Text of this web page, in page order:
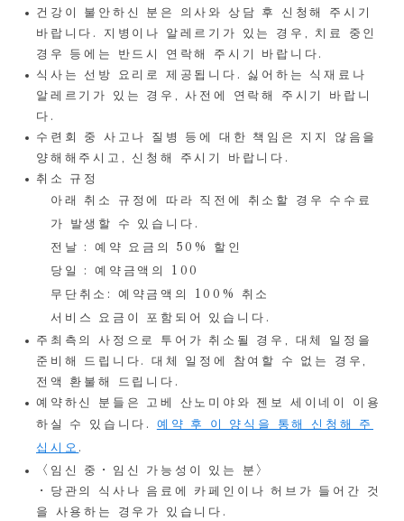
건강이 불안하신 분은 의사와 상담 후 신청해 주시기
바랍니다. 지병이나 알레르기가 있는 경우, 치료 중인
경우 등에는 반드시 연락해 주시기 바랍니다.
식사는 선방 요리로 제공됩니다. 싫어하는 식재료나
알레르기가 있는 경우, 사전에 연락해 주시기 바랍니
다.
수련회 중 사고나 질병 등에 대한 책임은 지지 않음을
양해해주시고, 신청해 주시기 바랍니다.
취소 규정
아래 취소 규정에 따라 직전에 취소할 경우 수수료
가 발생할 수 있습니다.
전날 : 예약 요금의 50% 할인
당일 : 예약금액의 100
무단취소: 예약금액의 100% 취소
서비스 요금이 포함되어 있습니다.
주최측의 사정으로 투어가 취소될 경우, 대체 일정을
준비해 드립니다. 대체 일정에 참여할 수 없는 경우,
전액 환불해 드립니다.
예약하신 분들은 고베 산노미야와 젠보 세이네이 이용
하실 수 있습니다. 예약 후 이 양식을 통해 신청해 주
십시오 .
〈임신 중・임신 가능성이 있는 분〉
・당관의 식사나 음료에 카페인이나 허브가 들어간 것
을 사용하는 경우가 있습니다.